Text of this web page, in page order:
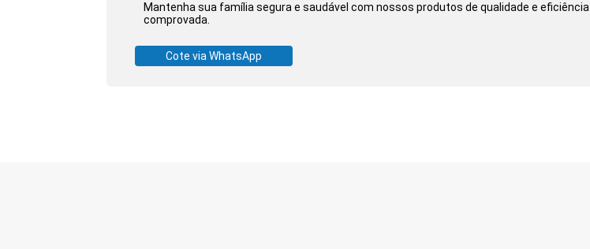
Mantenha sua família segura e saudável com nossos produtos de qualidade e eficiência
comprovada.
Cote via WhatsApp